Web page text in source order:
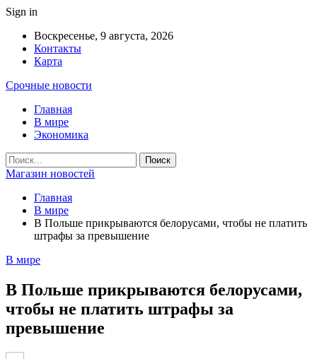
Sign in
Воскресенье, 9 августа, 2026
Контакты
Карта
Срочные новости
Главная
В мире
Экономика
Магазин новостей
Главная
В мире
В Польше прикрываются белорусами, чтобы не платить
штрафы за превышение
В мире
В Польше прикрываются белорусами,
чтобы не платить штрафы за
превышение